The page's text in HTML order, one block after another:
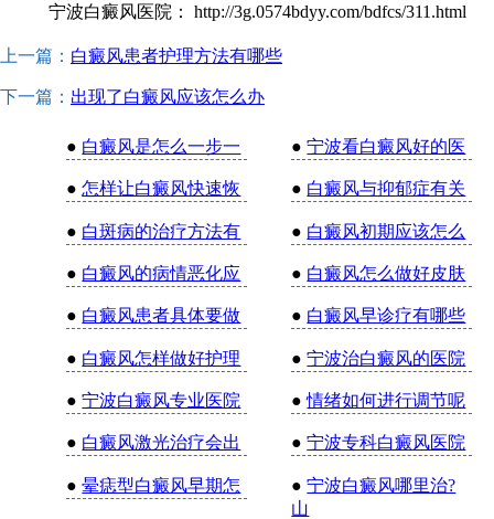
宁波白癜风医院： http://3g.0574bdyy.com/bdfcs/311.html
上一篇： 白癜风患者护理方法有哪些
下一篇： 出现了白癜风应该怎么办
● 白癜风是怎么一步一 ●宁波看白癜风好的医
●怎样让白癜风快速恢 ● 白癜风与抑郁症有关
● 白斑病的治疗方法有 ● 白癜风初期应该怎么
● 白癜风的病情恶化应 ● 白癜风怎么做好皮肤
● 白癜风患者具体要做 ● 白癜风早诊疗有哪些
● 白癜风怎样做好护理 ●宁波治白癜风的医院
●宁波白癜风专业医院 ●情绪如何进行调节呢
● 白癜风激光治疗会出 ●宁波专科白癜风医院
●晕痣型白癜风早期怎 ●宁波白癜风哪里治?
山